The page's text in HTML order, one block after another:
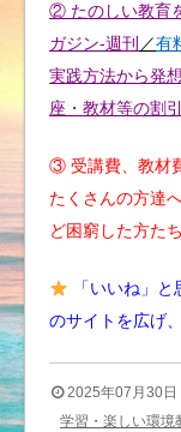
② たのしい教育
ガジン-週刊 ／有
実践方法から発
座・教材等の割
③ 受講費、教材
たくさんの方達
ど困窮した方た
「いいね」
のサイトを広げ
2025年07月30日
学習・楽しい環境